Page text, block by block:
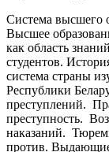
Система высшего
Высшее
как область
студентов.
система страны
Республики
преступлений.
преступность.
наказаний.
против.